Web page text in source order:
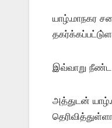
யாழ்.மாநகர
இவ்வாறு நீண்ட
அத்துடன்